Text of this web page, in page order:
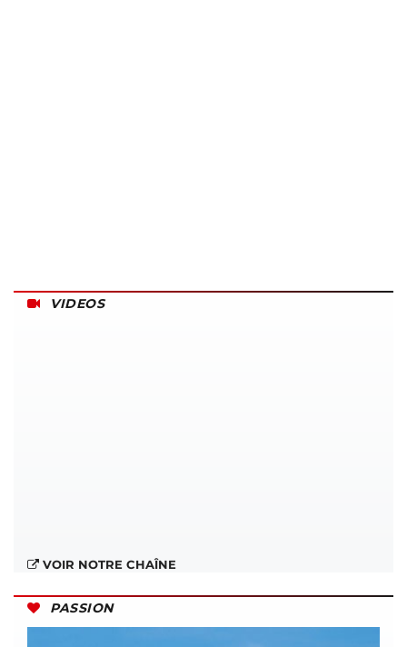
VIDEOS
VOIR NOTRE CHAÎNE
PASSION